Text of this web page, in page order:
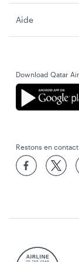
Aide
Download Qatar
Restons en contact